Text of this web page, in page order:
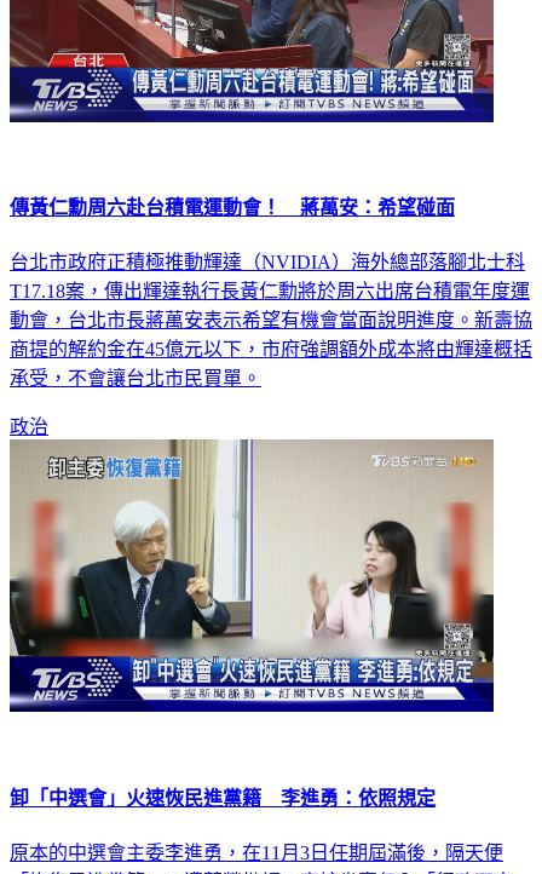
傳黃仁勳周六赴台積電運動會！ 蔣萬安：希望碰面
台北市政府正積極推動輝達（NVIDIA）海外總部落腳北士科
T17.18案，傳出輝達執行長黃仁勳將於周六出席台積電年度運
動會，台北市長蔣萬安表示希望有機會當面說明進度。新壽協
商提的解約金在45億元以下，市府強調額外成本將由輝達概括
承受，不會讓台北市民買單。
政治
卸「中選會」火速恢民進黨籍 李進勇：依照規定
原本的中選會主委李進勇，在11月3日任期屆滿後，隔天便